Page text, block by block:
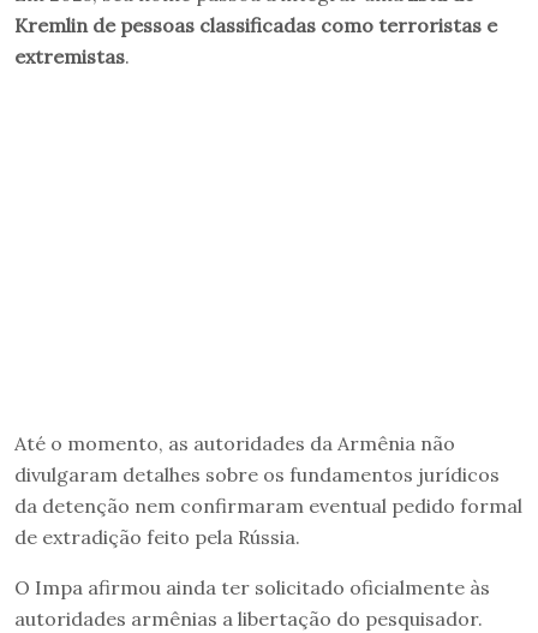
Kremlin de pessoas classificadas como terroristas e
extremistas.
Até o momento, as autoridades da Armênia não
divulgaram detalhes sobre os fundamentos jurídicos
da detenção nem confirmaram eventual pedido formal
de extradição feito pela Rússia.
O Impa afirmou ainda ter solicitado oficialmente às
autoridades armênias a libertação do pesquisador.